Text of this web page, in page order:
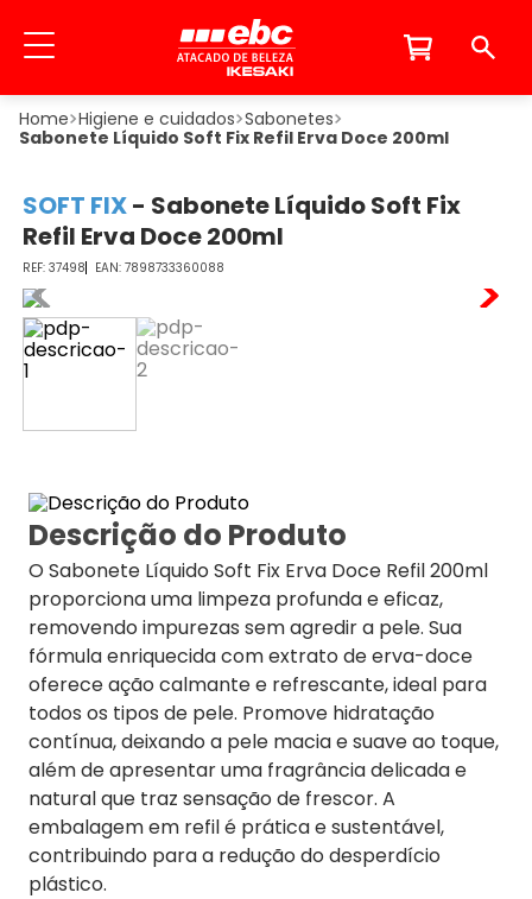
Higiene e cuidados Sabonetes
Sabonete Líquido Soft Fix Refil Erva Doce 200ml
SOFT FIX- Sabonete Líquido Soft Fix
Refil Erva Doce 200ml
37498 7898733360088
Descrição do Produto
O Sabonete Líquido Soft Fix Erva Doce Refil 200ml
proporciona uma limpeza profunda e eficaz,
removendo impurezas sem agredir a pele. Sua
fórmula enriquecida com extrato de erva-doce
oferece ação calmante e refrescante, ideal para
todos os tipos de pele. Promove hidratação
contínua, deixando a pele macia e suave ao toque,
além de apresentar uma fragrância delicada e
natural que traz sensação de frescor. A
embalagem em refil é prática e sustentável,
contribuindo para a redução do desperdício
plástico.